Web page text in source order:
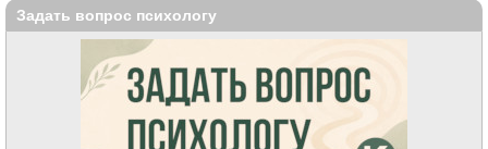
Задать вопрос психологу